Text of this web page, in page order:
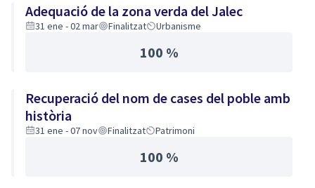
Adequació de la zona verda del Jalec
31 ene - 02 mar Finalitzat Urbanisme
100 %
Recuperació del nom de cases del poble amb
història
31 ene - 07 nov Finalitzat Patrimoni
100 %